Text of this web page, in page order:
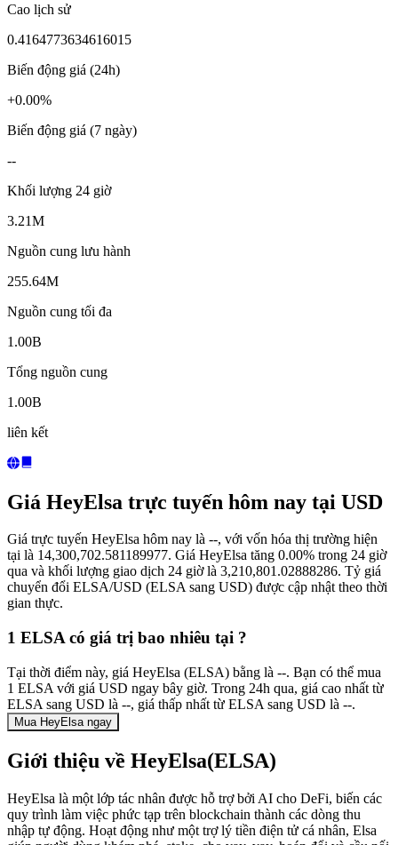
Cao lịch sử
0.4164773634616015
Biến động giá (24h)
+0.00%
Biến động giá (7 ngày)
--
Khối lượng 24 giờ
3.21M
Nguồn cung lưu hành
255.64M
Nguồn cung tối đa
1.00B
Tổng nguồn cung
1.00B
liên kết
Giá HeyElsa trực tuyến hôm nay tại USD
Giá trực tuyến HeyElsa hôm nay là --, với vốn hóa thị trường hiện
tại là 14,300,702.581189977. Giá HeyElsa tăng 0.00% trong 24 giờ
qua và khối lượng giao dịch 24 giờ là 3,210,801.02888286. Tỷ giá
chuyển đổi ELSA/USD (ELSA sang USD) được cập nhật theo thời
gian thực.
1 ELSA có giá trị bao nhiêu tại ?
Tại thời điểm này, giá HeyElsa (ELSA) bằng là --. Bạn có thể mua
1 ELSA với giá USD ngay bây giờ. Trong 24h qua, giá cao nhất từ
ELSA sang USD là --, giá thấp nhất từ ELSA sang USD là --.
Mua HeyElsa ngay
Giới thiệu về HeyElsa(ELSA)
HeyElsa là một lớp tác nhân được hỗ trợ bởi AI cho DeFi, biến các
quy trình làm việc phức tạp trên blockchain thành các dòng thu
nhập tự động. Hoạt động như một trợ lý tiền điện tử cá nhân, Elsa